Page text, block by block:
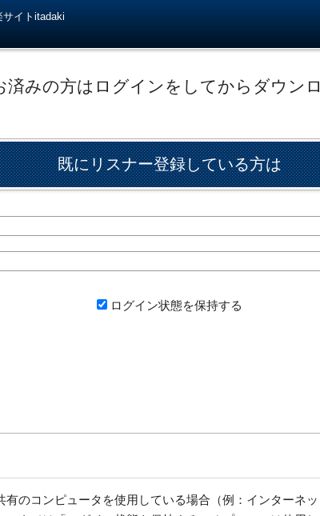
イトitadaki
済みの方はログインをしてからダウン
既にリスナー登録している方は
ログイン状態を保持する
有のコンピュータを使用している場合（例：インターネ